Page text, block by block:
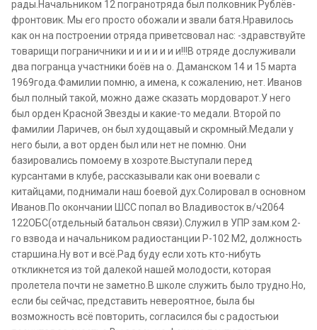
рады.Начальником 12 погранотряда был полковник Рублёв-
фронтовик. Мы его просто обожали и звали батя.Нравилось
как он на построении отряда приветсвовал нас: -здравствуйте
товарищи пограничники и и и и и и и!!!В отряде дослуживали
два погранца участники боёв на о. Даманском 14 и 15 марта
1969года.Фамилии помню, а имена, к сожалению, нет. Иванов
был полный такой, можно даже сказать мордоварот.У него
был орден Красной Звезды и какие-то медали. Второй по
фамилии Ларичев, он был худощавый и скромный.Медали у
него были, а вот орден был или нет не помню. Они
базировались помоему в хозроте.Выступали перед
курсантами в клубе, рассказывали как они воевали с
китайцами, поднимали наш боевой дух.Солировал в основном
Иванов.По окончании ШСС попал во Владивосток в/ч2064
122ОБС(отдельный батальон связи).Служил в УПР зам.ком 2-
го взвода и начальником радиостанции Р-102 М2, должность
старшина.Ну вот и всё.Рад буду если хоть кто-нибуть
откликнется из той далекой нашей молодости, которая
пролетела почти не заметно.В школе служить было трудно.Но,
если бы сейчас, представить невероятное, была бы
возможность всё повторить, согласился бы с радостьюи